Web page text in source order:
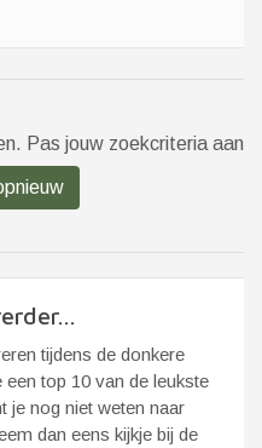
Pas jouw zoekcriteria aan
tijdens de donkere
top 10 van de leukste
je nog niet weten naar
dan eens kijkje bij de